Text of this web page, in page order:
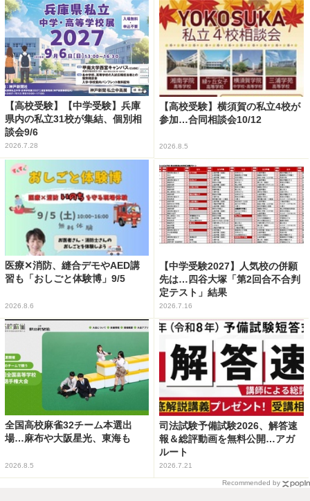
【高校受験】【中学受験】兵庫
県内の私立31校が集結、個別相
談会9/6
2026.7.28
【高校受験】横須賀の私立4校が
参加…合同相談会10/12
2026.8.5
医療✕消防、縫合デモやAED講
習も「おしごと体験博」9/5
2026.8.6
【中学受験2027】人気校の併願
先は…四谷大塚「第2回合不合判
定テスト」結果
2026.7.16
全国高校麻雀32チーム本選出
場…麻布や大阪星光、東海も
2026.8.5
司法試験予備試験2026、解答速
報＆総評動画を無料公開…アガ
ルート
2026.7.21
Recommended by